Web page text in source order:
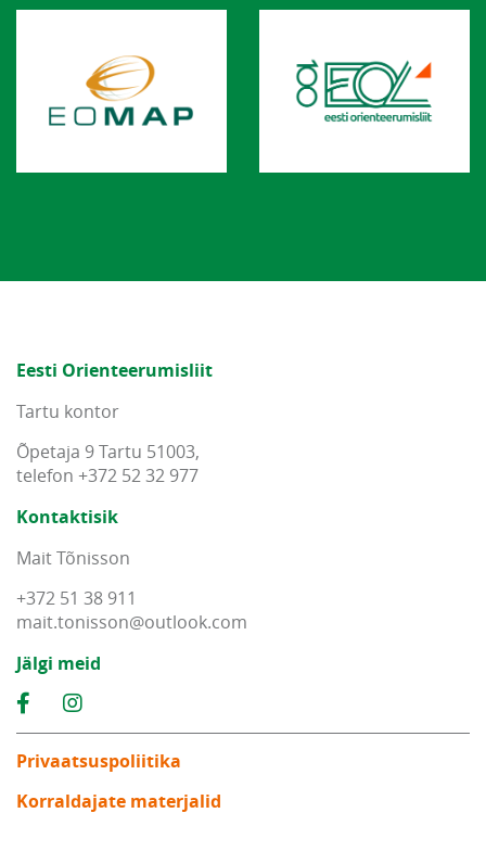
Eesti Orienteerumisliit
Tartu kontor
Õpetaja 9 Tartu 51003,
telefon +372 52 32 977
Kontaktisik
Mait Tõnisson
+372 51 38 911
mait.tonisson@outlook.com
Jälgi meid
Privaatsuspoliitika
Korraldajate materjalid